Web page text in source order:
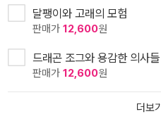
달팽이와 고래의 모험
판매가 12,600원
드래곤 조그와 용감한 의사들
판매가 12,600원
더보기